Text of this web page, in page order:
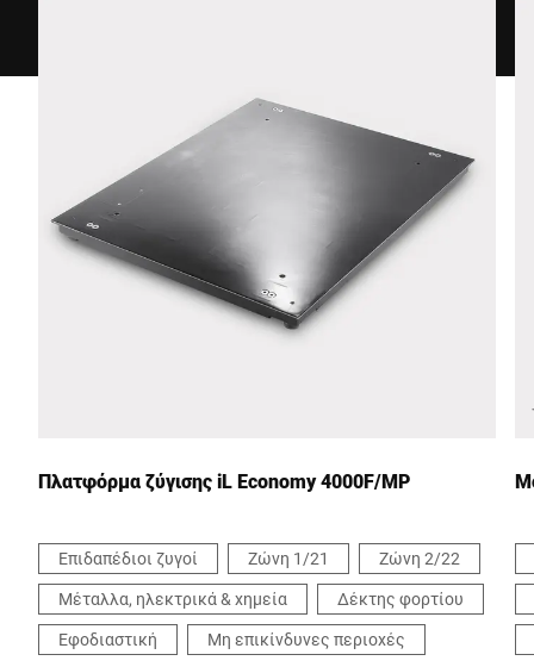
Ταχυδρομικός κώδικας *
Πόλη *
Επιβεβαιώνω ότι συμφωνώ με τη χρήση των δεδομένων μου
για να επεξεργαστώ αυτό το αίτημα. Περισσότερες
πληροφορίες μπορούν να βρεθούν στοΔήλωση προστασίας
Πλατφόρμα ζύγισης iL Economy 4000F/MP
Επιδαπέδιοι ζυγοί Ζώνη 1/21
Ζώνη 2/22
Μέταλλα, ηλεκτρικά & χημεία
Δέκτης φορτίου
Εφοδιαστική
Μη επικίνδυνες περιοχές